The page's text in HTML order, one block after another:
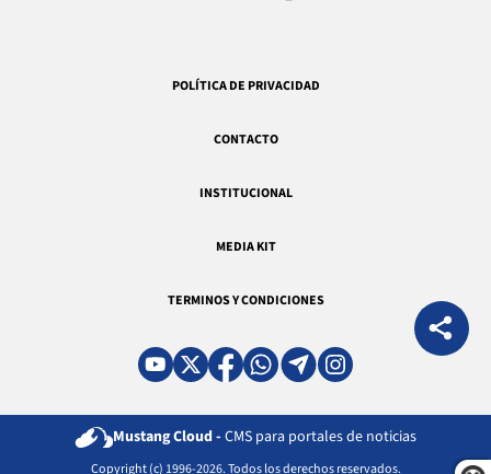
POLÍTICA DE PRIVACIDAD
CONTACTO
INSTITUCIONAL
MEDIA KIT
TERMINOS Y CONDICIONES
Mustang Cloud - CMS para portales de noticias
Copyright (c) 1996-2026. Todos los derechos reservados.